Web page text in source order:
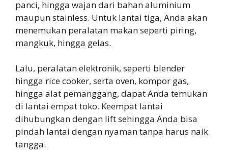
panci, hingga wajan dari bahan aluminium
maupun stainless. Untuk lantai tiga, Anda akan
menemukan peralatan makan seperti piring,
mangkuk, hingga gelas.
Lalu, peralatan elektronik, seperti blender
hingga rice cooker, serta oven, kompor gas,
hingga alat pemanggang, dapat Anda temukan
di lantai empat toko. Keempat lantai
dihubungkan dengan lift sehingga Anda bisa
pindah lantai dengan nyaman tanpa harus naik
tangga.